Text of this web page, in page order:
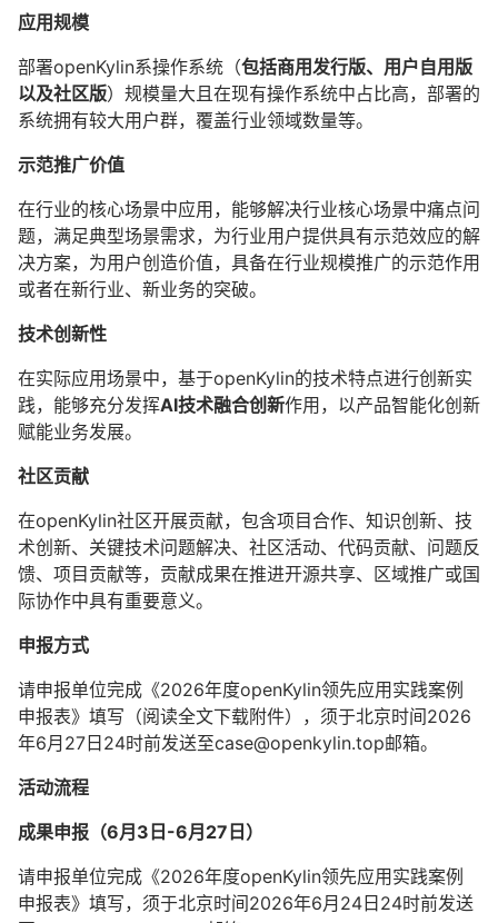
应用规模
部署openKylin系操作系统（包括商用发行版、用户自用版
以及社区版）规模量大且在现有操作系统中占比高，部署的
系统拥有较大用户群，覆盖行业领域数量等。
示范推广价值
在行业的核心场景中应用，能够解决行业核心场景中痛点问
题，满足典型场景需求，为行业用户提供具有示范效应的解
决方案，为用户创造价值，具备在行业规模推广的示范作用
或者在新行业、新业务的突破。
技术创新性
在实际应用场景中，基于openKylin的技术特点进行创新实
践，能够充分发挥AI技术融合创新作用，以产品智能化创新
赋能业务发展。
社区贡献
在openKylin社区开展贡献，包含项目合作、知识创新、技
术创新、关键技术问题解决、社区活动、代码贡献、问题反
馈、项目贡献等，贡献成果在推进开源共享、区域推广或国
际协作中具有重要意义。
申报方式
请申报单位完成《2026年度openKylin领先应用实践案例
申报表》填写（阅读全文下载附件），须于北京时间2026
年6月27日24时前发送至case@openkylin.top邮箱。
活动流程
成果申报（6月3日-6月27日）
请申报单位完成《2026年度openKylin领先应用实践案例
申报表》填写，须于北京时间2026年6月24日24时前发送